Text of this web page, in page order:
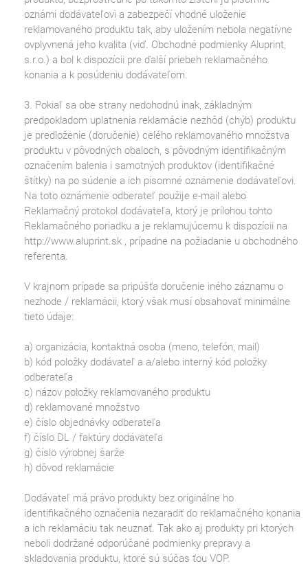
oznámi dodávateľovi a zabezpečí vhodné uloženie
reklamovaného produktu tak, aby uložením nebola negatívne
ovplyvnená jeho kvalita (viď. Obchodné podmienky Aluprint,
s.r.o.) a bol k dispozícii pre ďalší priebeh reklamačného
konania a k posúdeniu dodávateľom.
3. Pokiaľ sa obe strany nedohodnú inak, základným
predpokladom uplatnenia reklamácie nezhôd (chýb) produktu
je predloženie (doručenie) celého reklamovaného množstva
produktu v pôvodných obaloch, s pôvodným identifikačným
označením balenia i samotných produktov (identifikačné
štítky) na po súdenie a ich písomné oznámenie dodávateľovi.
Na toto oznámenie odberateľ použije e-mail alebo
Reklamačný protokol dodávateľa, ktorý je prílohou tohto
Reklamačného poriadku a je reklamujúcemu k dispozícii na
http://www.aluprint.sk , prípadne na požiadanie u obchodného
referenta.
V krajnom prípade sa pripúšťa doručenie iného záznamu o
nezhode / reklamácii, ktorý však musí obsahovať minimálne
tieto údaje:
a) organizácia, kontaktná osoba (meno, telefón, mail)
b) kód položky dodávateľ a a/alebo interný kód položky
odberateľa
c) názov položky reklamovaného produktu
d) reklamované množstvo
e) číslo objednávky odberateľa
f) číslo DL / faktúry dodávateľa
g) číslo výrobnej šarže
h) dôvod reklamácie
Dodávateľ má právo produkty bez originálne ho
identifikačného označenia nezaradiť do reklamačného konania
a ich reklamáciu tak neuznať. Tak ako aj produkty pri ktorých
neboli dodržané odporúčané podmienky prepravy a
skladovania produktu, ktoré sú súčas ťou VOP.